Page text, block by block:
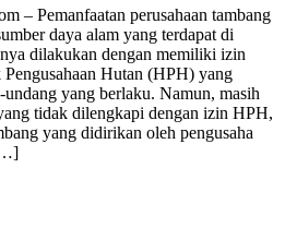
– Pemanfaatan perusahaan tambang
daya alam yang terdapat di
dilakukan dengan memiliki izin
Hutan (HPH) yang
undang yang berlaku. Namun, masih
tidak dilengkapi dengan izin HPH,
yang didirikan oleh pengusaha